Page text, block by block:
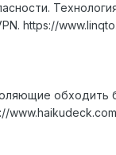
https://
обходить